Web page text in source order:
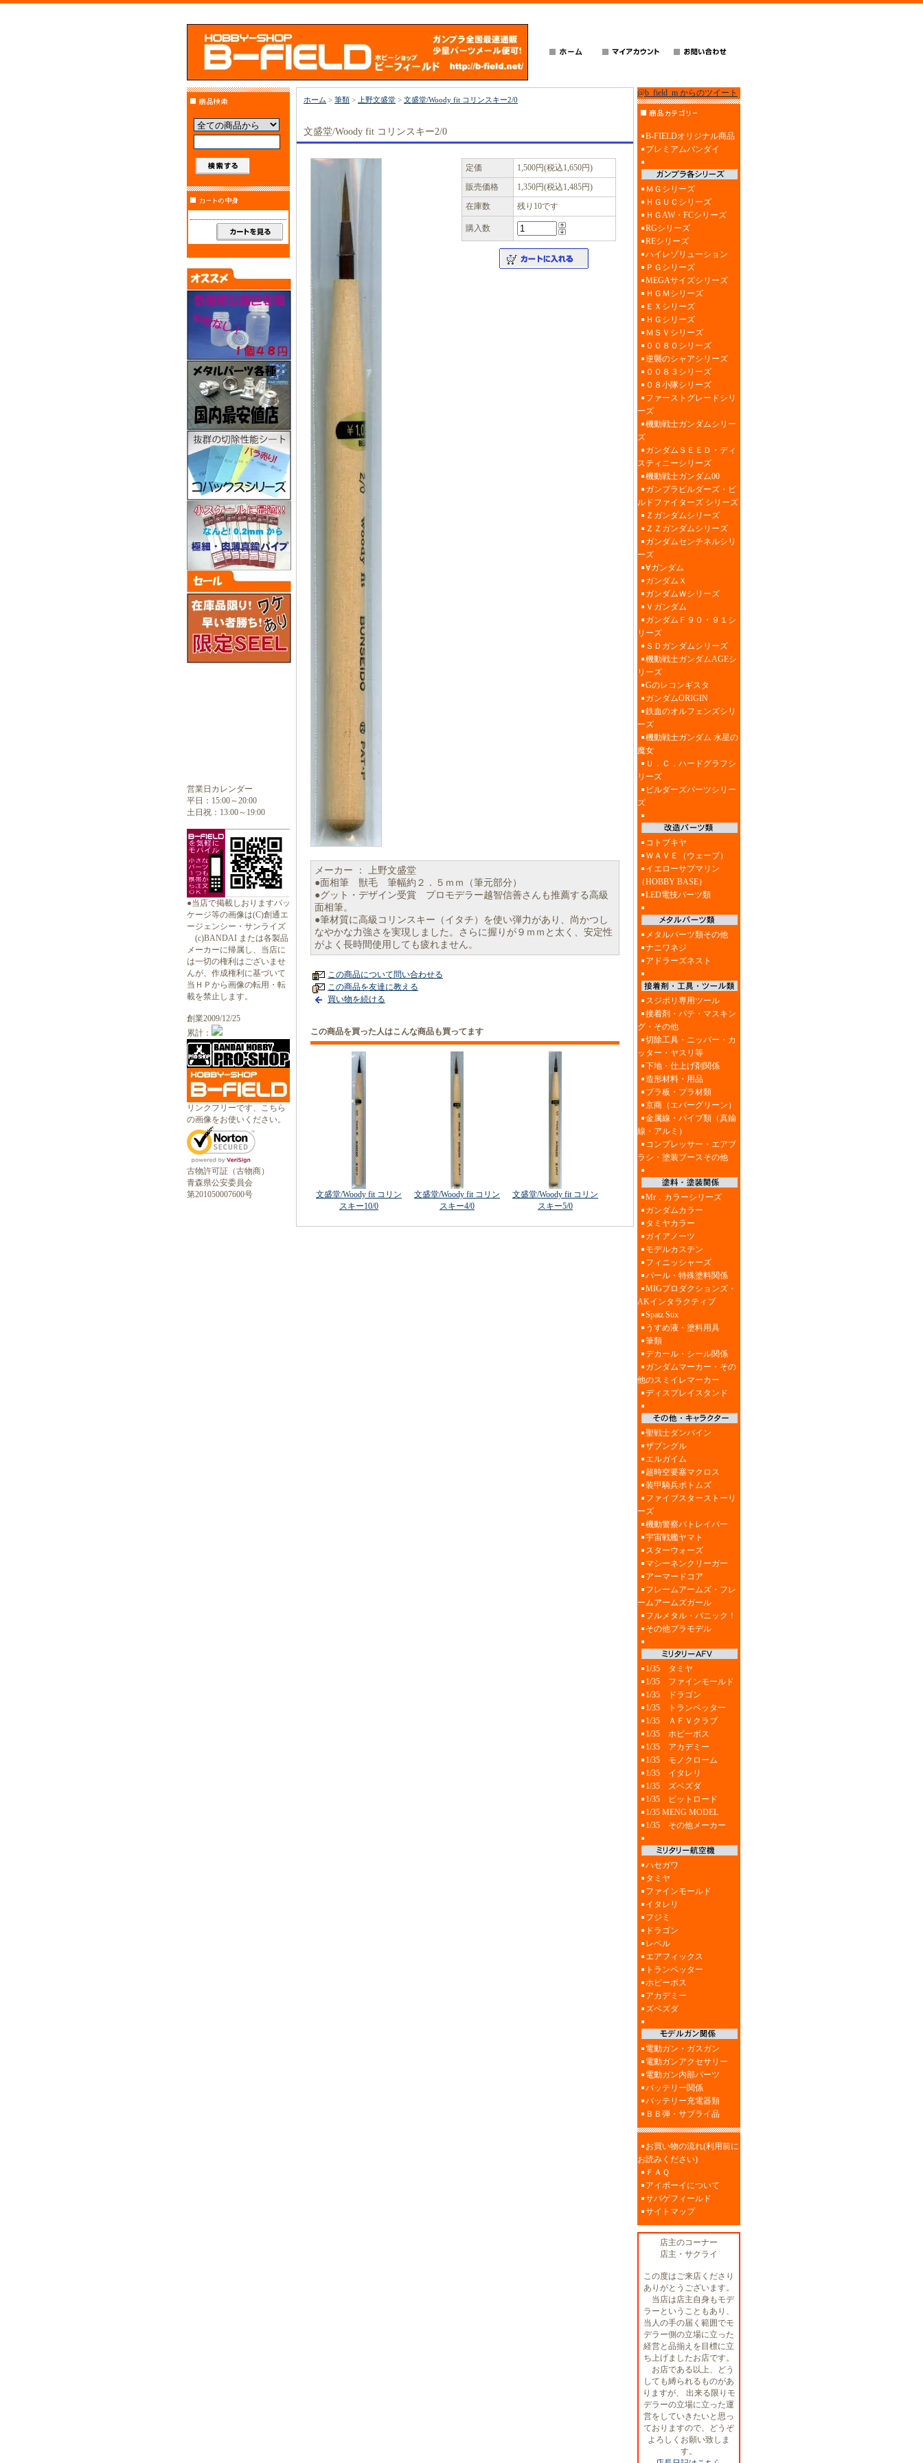
営業日カレンダー
平日：15:00～20:00
土日祝：13:00～19:00
●当店で掲載しおりますパッ
ケージ等の画像は(C)創通エ
ージェンシー・サンライズ
(c)BANDAI または各製品
メーカーに帰属し、当店に
は一切の権利はございませ
んが、作成権利に基づいて
当ＨＰから画像の転用・転
載を禁止します。
創業2009/12/25
累計：
リンクフリーです、こちら
の画像をお使いください。
古物許可証（古物商）
青森県公安委員会
第201050007600号
ホーム > 筆類 > 上野文盛堂 > 文盛堂/Woody fit コリンスキー2/0
文盛堂/Woody fit コリンスキー2/0
定価
1,500円(税込1,650円)
販売価格
1,350円(税込1,485円)
在庫数
残り10です
購入数
メーカー ： 上野文盛堂
●面相筆 獣毛 筆幅約２．５ｍｍ（筆元部分）
●グット・デザイン受賞 プロモデラー越智信善さんも推薦する高級
面相筆。
●筆材質に高級コリンスキー（イタチ）を使い弾力があり、尚かつし
なやかな力強さを実現しました。さらに握りが９ｍｍと太く、安定性
がよく長時間使用しても疲れません。
この商品について問い合わせる
この商品を友達に教える
買い物を続ける
この商品を買った人はこんな商品も買ってます
文盛堂/Woody fit コリン
スキー10/0
文盛堂/Woody fit コリン
スキー4/0
文盛堂/Woody fit コリン
スキー5/0
@b_field_m からのツイート
B-FIELDオリジナル商品
プレミアムバンダイ
ＭＧシリーズ
ＨＧＵＣシリーズ
ＨＧAW・FCシリーズ
RGシリーズ
REシリーズ
ハイレゾリューション
ＰＧシリーズ
MEGAサイズシリーズ
ＨＧＭシリーズ
ＥＸシリーズ
ＨＧシリーズ
ＭＳＶシリーズ
００８０シリーズ
逆襲のシャアシリーズ
００８３シリーズ
０８小隊シリーズ
ファーストグレードシリ
ーズ
機動戦士ガンダムシリー
ズ
ガンダムＳＥＥＤ・ディ
スティニーシリーズ
機動戦士ガンダム00
ガンプラビルダーズ・ビ
ルドファイターズ シリーズ
Ｚガンダムシリーズ
ＺＺガンダムシリーズ
ガンダムセンチネルシリ
ーズ
∀ガンダム
ガンダムＸ
ガンダムＷシリーズ
Ｖガンダム
ガンダムＦ９０・９１シ
リーズ
ＳＤガンダムシリーズ
機動戦士ガンダムAGEシ
リーズ
Gのレコンギスタ
ガンダムORIGIN
鉄血のオルフェンズシリ
ーズ
機動戦士ガンダム 水星の
魔女
Ｕ．Ｃ．ハードグラフシ
リーズ
ビルダーズパーツシリー
ズ
コトブキヤ
ＷＡＶＥ（ウェーブ）
イエローサブマリン
（HOBBY BASE）
LED電技パーツ類
メタルパーツ類その他
ナニワネジ
アドラーズネスト
スジボリ専用ツール
接着剤・パテ・マスキン
グ・その他
切除工具・ニッパー・カ
ッター・ヤスリ等
下地・仕上げ剤関係
造形材料・用品
プラ板・プラ材類
京商（エバーグリーン）
金属線・パイプ類（真鍮
線・アルミ）
コンプレッサー・エアブ
ラシ・塗装ブースその他
Mr．カラーシリーズ
ガンダムカラー
タミヤカラー
ガイアノーツ
モデルカステン
フィニッシャーズ
パール・特殊塗料関係
MIGプロダクションズ・
AKインタラクティブ
Spatz Stix
うすめ液・塗料用具
筆類
デカール・シール関係
ガンダムマーカー・その
他のスミイレマーカー
ディスプレイスタンド
聖戦士ダンバイン
ザブングル
エルガイム
超時空要塞マクロス
装甲騎兵ボトムズ
ファイブスターストーリ
ーズ
機動警察パトレイバー
宇宙戦艦ヤマト
スターウォーズ
マシーネンクリーガー
アーマードコア
フレームアームズ・フレ
ームアームズガール
フルメタル・パニック！
その他プラモデル
1/35 タミヤ
1/35 ファインモールド
1/35 ドラゴン
1/35 トランペッター
1/35 ＡＦＶクラブ
1/35 ホビーボス
1/35 アカデミー
1/35 モノクローム
1/35 イタレリ
1/35 ズベズダ
1/35 ピットロード
1/35 MENG MODEL
1/35 その他メーカー
ハセガワ
タミヤ
ファインモールド
イタレリ
フジミ
ドラゴン
レベル
エアフィックス
トランペッター
ホビーボス
アカデミー
ズベズダ
電動ガン・ガスガン
電動ガンアクセサリー
電動ガン内部パーツ
バッテリー関係
バッテリー充電器類
ＢＢ弾・サブライ品
お買い物の流れ(利用前に
お読みください)
ＦＡＱ
アイボーイについて
サバゲフィールド
サイトマップ
店主のコーナー
店主・サクライ
この度はご来店くださり
ありがとうございます。
当店は店主自身もモデ
ラーということもあり、
当人の手の届く範囲でモ
デラー側の立場に立った
経営と品揃えを目標に立
ち上げましたお店です。
お店である以上、どう
しても縛られるものがあ
りますが、 出来る限りモ
デラーの立場に立った運
営をしていきたいと思っ
ておりますので、どうぞ
よろしくお願い致しま
す。